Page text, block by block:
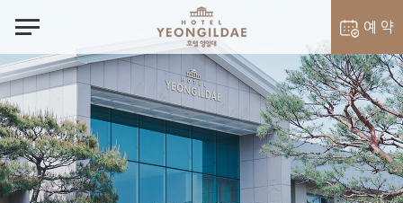
notes 예 약
객실 예약
벨라셰나 예약